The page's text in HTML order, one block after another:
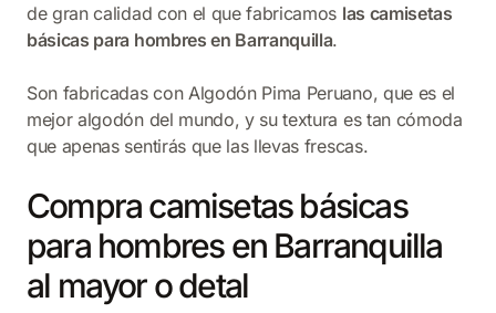
de gran calidad con el que fabricamos las camisetas
básicas para hombres en Barranquilla.
Son fabricadas con Algodón Pima Peruano, que es el
mejor algodón del mundo, y su textura es tan cómoda
que apenas sentirás que las llevas frescas.
Compra camisetas básicas
para hombres en Barranquilla
al mayor o detal